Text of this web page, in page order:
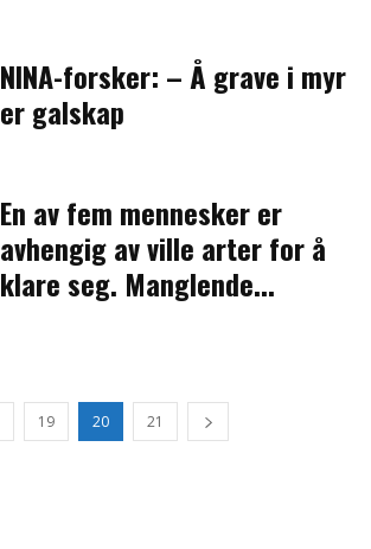
NINA-forsker: – Å grave i myr
er galskap
En av fem mennesker er
avhengig av ville arter for å
klare seg. Manglende...
19 20 21